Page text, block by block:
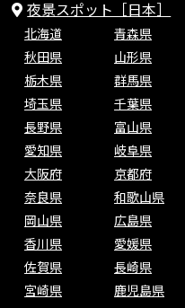
夜景スポット［日本］
北海道 青森県
秋田県
山形県
栃木県
群馬県
埼玉県
千葉県
長野県
富山県
愛知県
岐阜県
大阪府
京都府
奈良県
和歌山県
岡山県
広島県
香川県
愛媛県
佐賀県
長崎県
宮崎県
鹿児島県